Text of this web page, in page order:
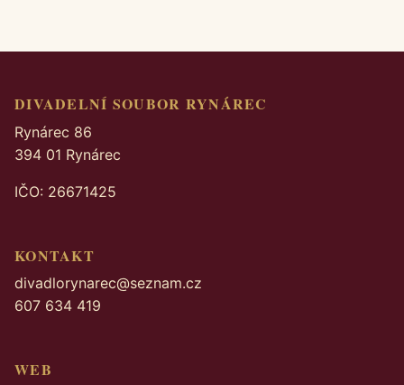
DIVADELNÍ SOUBOR RYNÁREC
Rynárec 86
394 01 Rynárec
IČO: 26671425
KONTAKT
divadlorynarec@seznam.cz
607 634 419
WEB